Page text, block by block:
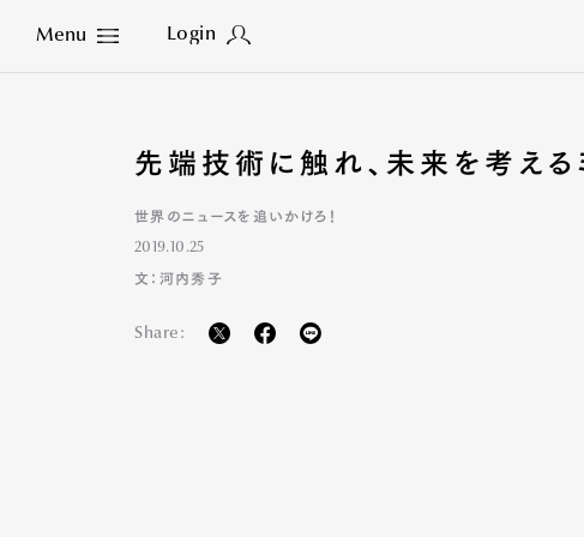
Menu Login
Close
先端技術に触れ、未来を考える
世界のニュースを追いかけろ！
2019.10.25
文：河内秀子
Share: